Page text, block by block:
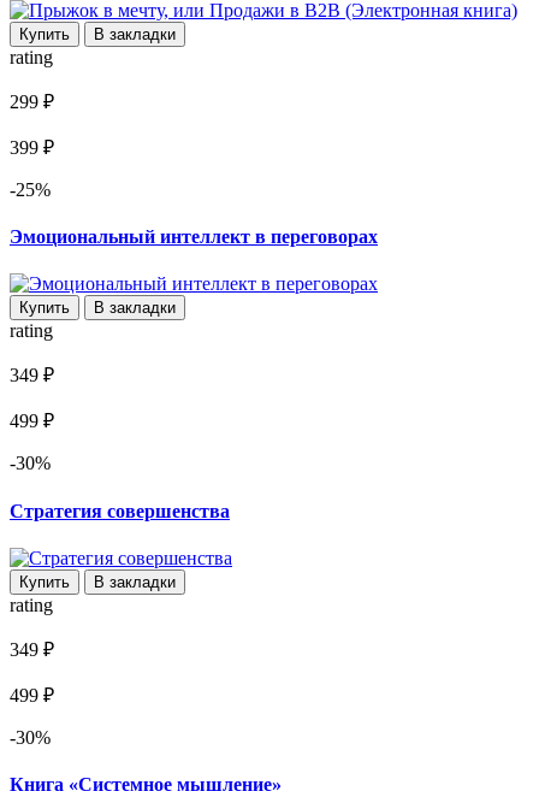
Купить В закладки
rating
299 ₽
399 ₽
-25%
Эмоциональный интеллект в переговорах
Купить В закладки
rating
349 ₽
499 ₽
-30%
Стратегия совершенства
Купить В закладки
rating
349 ₽
499 ₽
-30%
Книга «Системное мышление»